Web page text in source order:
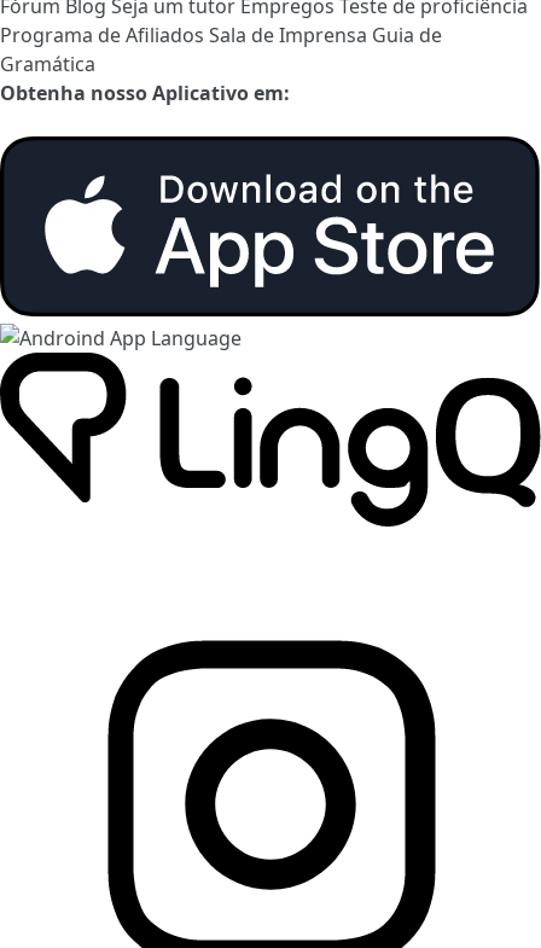
Fórum Blog Seja um tutor Empregos Teste de proficiência
Programa de Afiliados Sala de Imprensa Guia de
Gramática
Obtenha nosso Aplicativo em: